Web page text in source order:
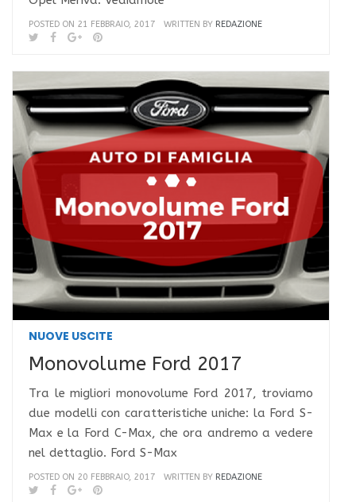
POSTED ON 21 FEBBRAIO, 2017 WRITTEN BY REDAZIONE
NUOVE USCITE
Monovolume Ford 2017
Tra le migliori monovolume Ford 2017, troviamo
due modelli con caratteristiche uniche: la Ford S-
Max e la Ford C-Max, che ora andremo a vedere
nel dettaglio. Ford S-Max
POSTED ON 20 FEBBRAIO, 2017 WRITTEN BY REDAZIONE